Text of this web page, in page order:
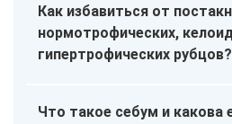
Как избавиться от
нормотрофических,
гипертрофических рубцов?
Что такое себум и какова